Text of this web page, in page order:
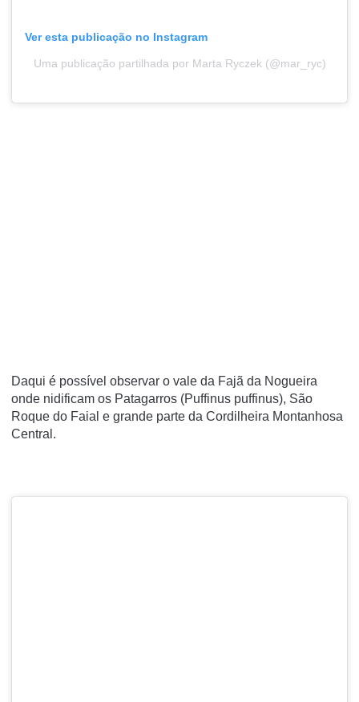
Ver esta publicação no Instagram
Uma publicação partilhada por Marta Ryczek (@mar_ryc)
Daqui é possível observar o vale da Fajã da Nogueira
onde nidificam os Patagarros (Puffinus puffinus), São
Roque do Faial e grande parte da Cordilheira Montanhosa
Central.